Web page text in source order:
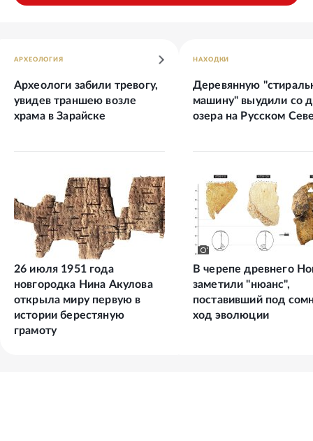
АРХЕОЛОГИЯ
Археологи забили тревогу,
увидев траншею возле
храма в Зарайске
26 июля 1951 года
новгородка Нина Акулова
открыла миру первую в
истории берестяную
грамоту
НАХОДКИ
Деревянную
машину" выудили со
озера на Русском
В черепе древнего
заметили "нюанс",
поставивший под
ход эволюции